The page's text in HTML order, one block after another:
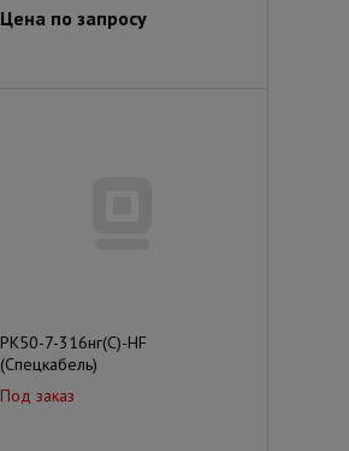
Цена по запросу
РК50-7-316нг(С)-HF
(Спецкабель)
Под заказ